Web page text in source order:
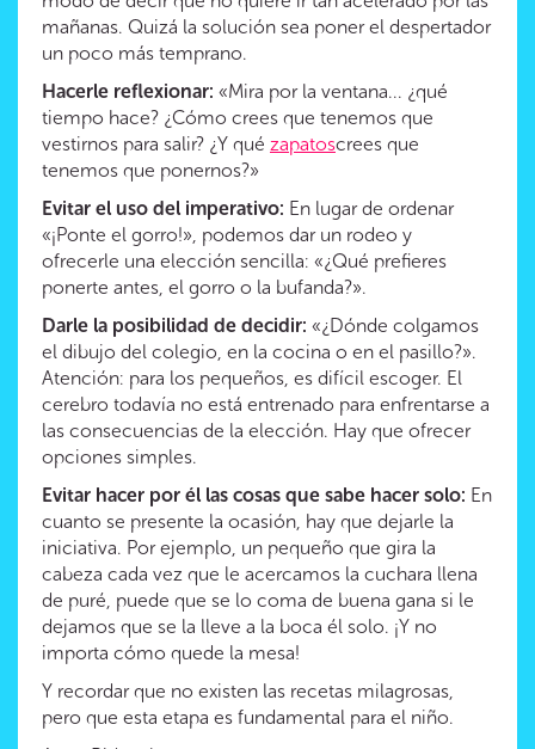
mañanas. Quizá la solución sea poner el despertador
un poco más temprano.
Hacerle reflexionar: «Mira por la ventana... ¿qué
tiempo hace? ¿Cómo crees que tenemos que
vestirnos para salir? ¿Y qué zapatoscrees que
tenemos que ponernos?»
Evitar el uso del imperativo: En lugar de ordenar
«¡Ponte el gorro!», podemos dar un rodeo y
ofrecerle una elección sencilla: «¿Qué prefieres
ponerte antes, el gorro o la bufanda?».
Darle la posibilidad de decidir: «¿Dónde colgamos
el dibujo del colegio, en la cocina o en el pasillo?».
Atención: para los pequeños, es difícil escoger. El
cerebro todavía no está entrenado para enfrentarse a
las consecuencias de la elección. Hay que ofrecer
opciones simples.
Evitar hacer por él las cosas que sabe hacer solo: En
cuanto se presente la ocasión, hay que dejarle la
iniciativa. Por ejemplo, un pequeño que gira la
cabeza cada vez que le acercamos la cuchara llena
de puré, puede que se lo coma de buena gana si le
dejamos que se la lleve a la boca él solo. ¡Y no
importa cómo quede la mesa!
Y recordar que no existen las recetas milagrosas,
pero que esta etapa es fundamental para el niño.